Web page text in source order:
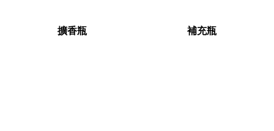
擴香瓶 補充瓶